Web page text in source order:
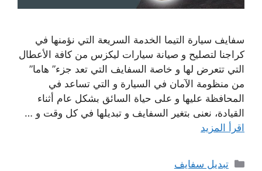
سفايف سيارة التيما الخدمة السريعة التي نؤمنها في
كراجنا لتصليح و صيانة سيارات ليكزس من كافة الأعطال
التي تتعرض لها و خاصة السفايف التي تعد جزء” هاما”
من منظومة الآمان في السيارة و التي تساعد في
المحافظة عليها و على حياة السائق بشكل عام أثناء
القيادة، نعنى بتغير السفايف و تبديلها في كل وقت و …
اقرأ المزيد
التصنيفات
تبديل سفايف